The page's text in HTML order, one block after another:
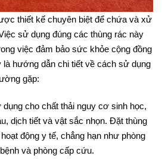
thiết kế chuyên biệt để chứa và xử
sử dụng đúng các thùng rác này
việc đảm bảo sức khỏe cộng đồng
hướng dẫn chi tiết về cách sử dụng
gặp:
cho chất thải nguy cơ sinh học,
dịch tiết và vật sắc nhọn. Đặt thùng
động y tế, chẳng hạn như phòng
và phòng cấp cứu.